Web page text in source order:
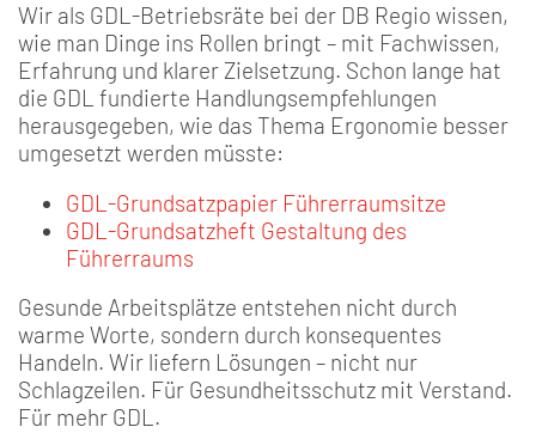
Wir als GDL-Betriebsräte bei der DB Regio wissen,
wie man Dinge ins Rollen bringt – mit Fachwissen,
Erfahrung und klarer Zielsetzung. Schon lange hat
die GDL fundierte Handlungsempfehlungen
herausgegeben, wie das Thema Ergonomie besser
umgesetzt werden müsste:
GDL-Grundsatzpapier Führerraumsitze
GDL-Grundsatzheft Gestaltung des
Führerraums
Gesunde Arbeitsplätze entstehen nicht durch
warme Worte, sondern durch konsequentes
Handeln. Wir liefern Lösungen – nicht nur
Schlagzeilen. Für Gesundheitsschutz mit Verstand.
Für mehr GDL.